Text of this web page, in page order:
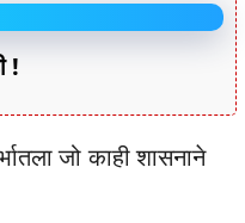
!
जो काही शासनाने